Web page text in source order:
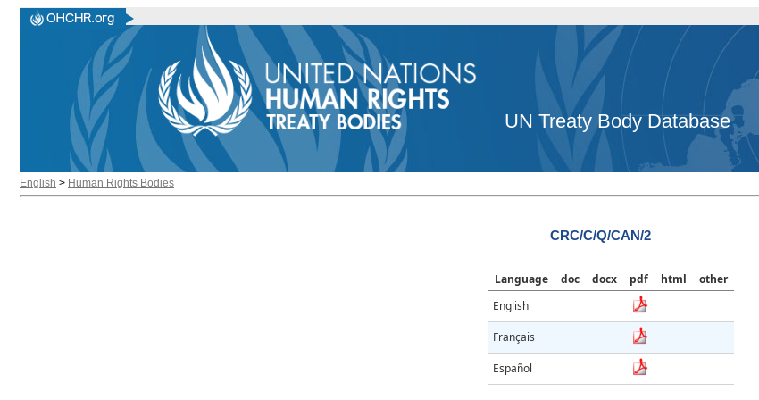
UN Treaty Body Database
English > Human Rights Bodies
CRC/C/Q/CAN/2
Language doc docx pdf html
other
English
Français
Español